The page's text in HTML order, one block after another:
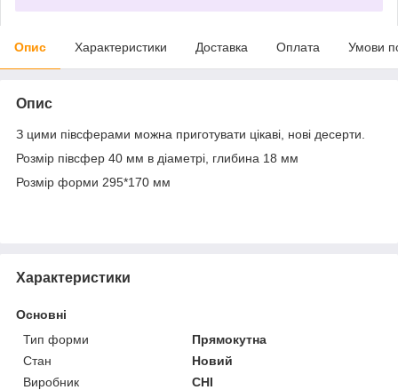
Опис Характеристики Доставка Оплата Умови
Опис
З цими півсферами можна приготувати цікаві, нові десерти.
Розмір півсфер 40 мм в діаметрі, глибина 18 мм
Розмір форми 295*170 мм
Характеристики
Основні
Тип форми
Прямокутна
Стан
Новий
Виробник
CHI